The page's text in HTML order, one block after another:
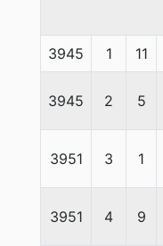
3945 1 11
3945 2 5
3951 3 1
3951 4 9